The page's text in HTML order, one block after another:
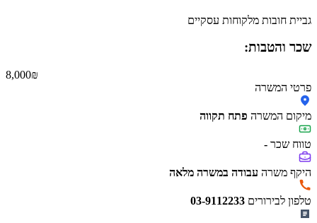
גביית חובות מלקוחות עסקיים
שכר והטבות:
8,000 ₪
פרטי המשרה
מיקום המשרה פתח תקווה
טווח שכר -
היקף משרה עבודה במשרה מלאה
טלפון לבירורים 03-9112233